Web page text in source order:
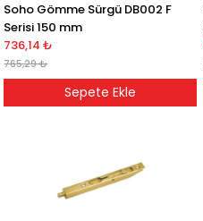
Soho Gömme Sürgü DB002 F
Serisi 150 mm
736,14 ₺
765,29 ₺
Sepete Ekle